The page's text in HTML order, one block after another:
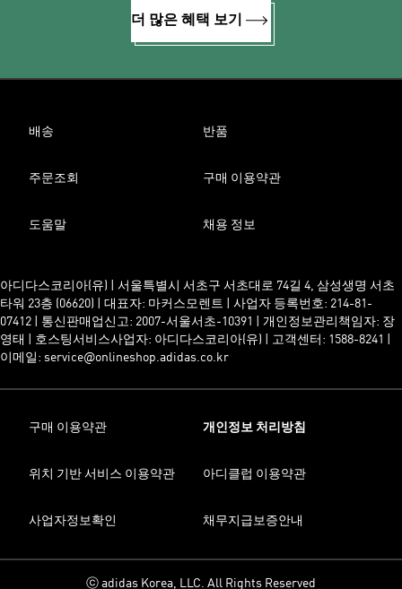
더 많은 혜택 보기
배송 반품
주문조회 구매 이용약관
도움말 채용 정보
아디다스코리아(유) | 서울특별시 서초구 서초대로 74길 4, 삼성생명 서초
타워 23층 (06620) | 대표자: 마커스모렌트 | 사업자 등록번호: 214-81-
07412 | 통신판매업신고: 2007-서울서초-10391 | 개인정보관리책임자: 장
영태 | 호스팅서비스사업자: 아디다스코리아(유) | 고객센터: 1588-8241 |
이메일: service@onlineshop.adidas.co.kr
구매 이용약관 개인정보 처리방침
위치 기반 서비스 이용약관 아디클럽 이용약관
사업자정보확인 채무지급보증안내
ⓒ adidas Korea, LLC. All Rights Reserved